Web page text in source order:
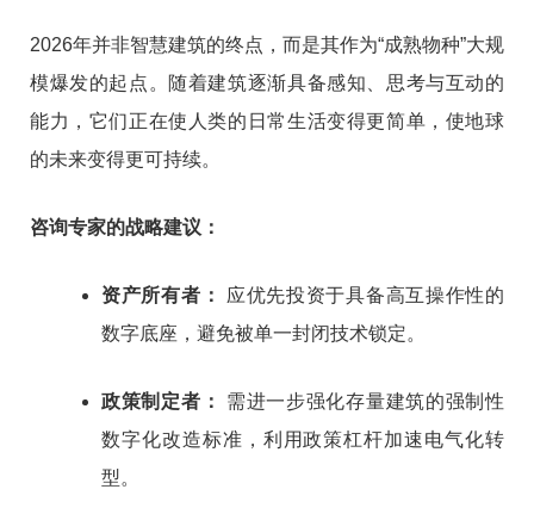
2026年并非智慧建筑的终点，而是其作为“成熟物种”大规
模爆发的起点。随着建筑逐渐具备感知、思考与互动的
能力，它们正在使人类的日常生活变得更简单，使地球
的未来变得更可持续。
咨询专家的战略建议：
资产所有者：
应优先投资于具备高互操作性的
数字底座，避免被单一封闭技术锁定。
政策制定者：
需进一步强化存量建筑的强制性
数字化改造标准，利用政策杠杆加速电气化转
型。